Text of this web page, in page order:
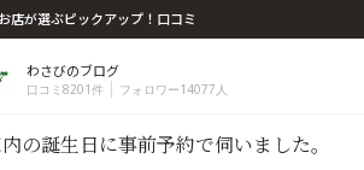
店が選ぶピックアップ！口コミ
わさびのブログ
口コミ8201件 フォロワー14077人
の誕生日に事前予約で伺いました。